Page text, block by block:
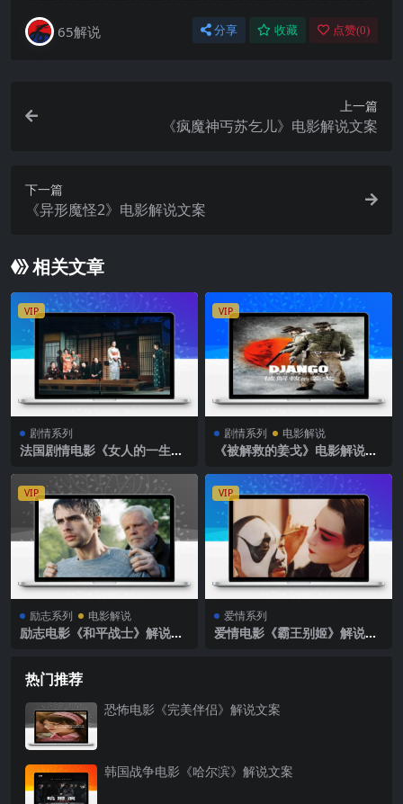
65解说 分享 收藏 点赞(0)
上一篇
《疯魔神丐苏乞儿》电影解说文案
下一篇
《异形魔怪2》电影解说文案
相关文章
VIP
剧情系列
法国剧情电影《女人的一生》
VIP
剧情系列 电影解说
《被解救的姜戈》电影解说文
VIP
励志系列 电影解说
励志电影《和平战士》解说文
VIP
爱情系列
爱情电影《霸王别姬》解说文
热门推荐
恐怖电影《完美伴侣》解说文案
韩国战争电影《哈尔滨》解说文案